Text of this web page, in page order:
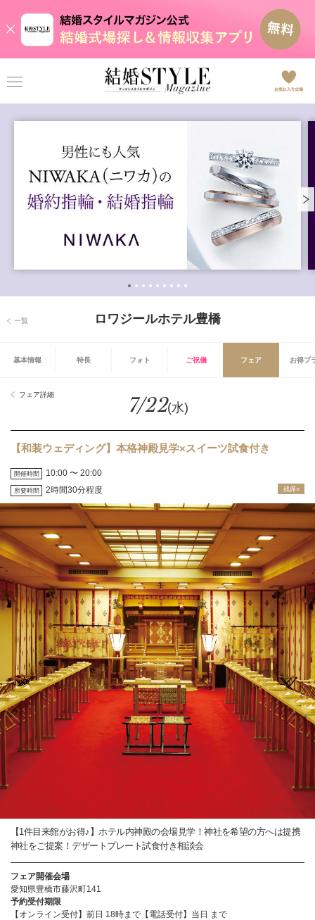
一覧 ロワジールホテル豊橋
基本情報 特長 フォト ご祝儀 フェア お得プ
フェア詳細 7/22(水)
【和装ウェディング】本格神殿見学×スイーツ試食付き
開催時間 10:00 〜 20:00
所要時間 2時間30分程度 残席○
【1件目来館がお得♪】ホテル内神殿の会場見学！神社を希望の方へは提携
神社をご提案！デザートプレート試食付き相談会
フェア開催会場
愛知県豊橋市藤沢町141
予約受付期限
【オンライン受付】前日 18時まで【電話受付】当日 まで